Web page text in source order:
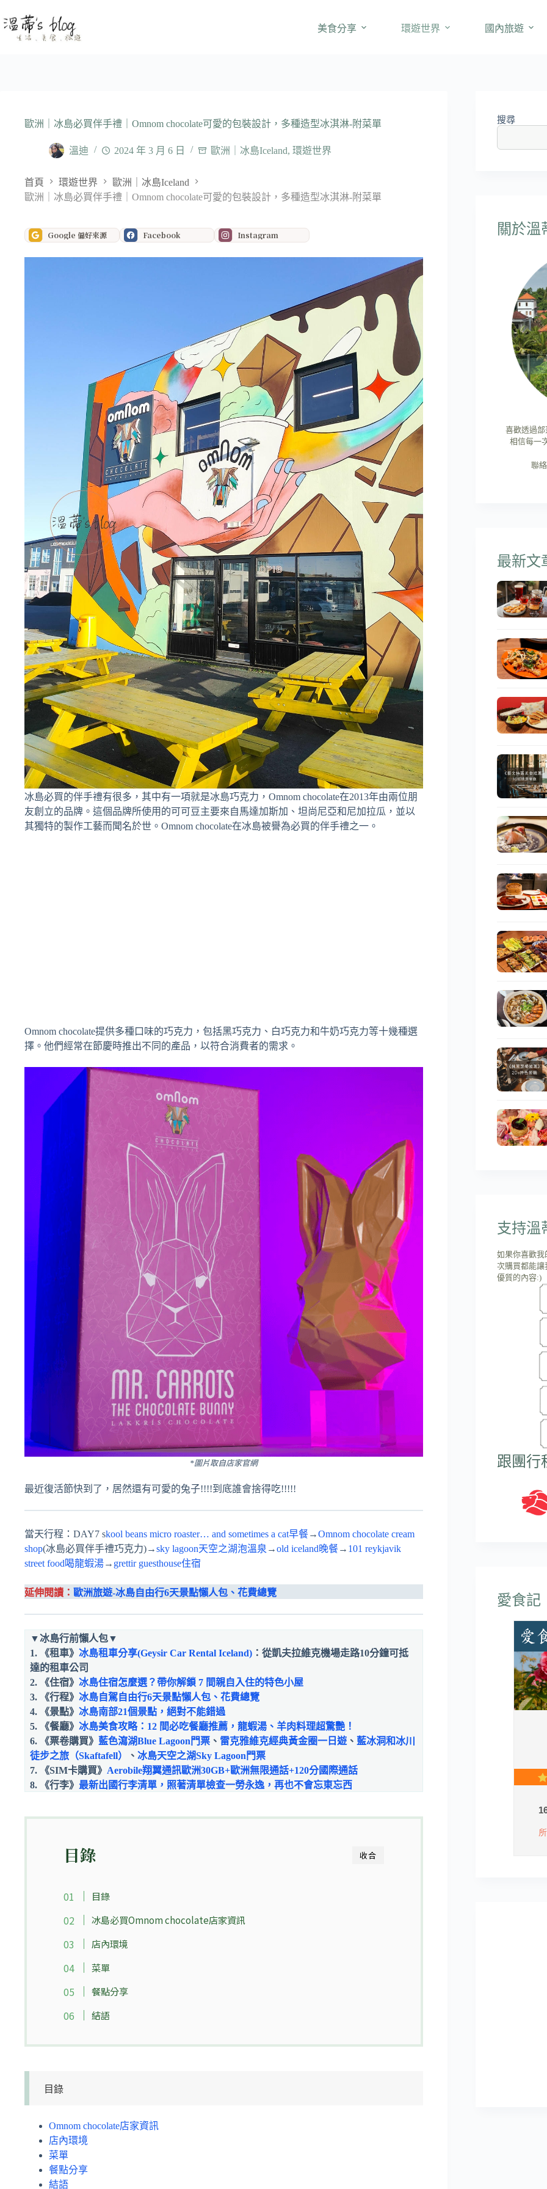
至
美食分享 環遊世界 國內旅遊
歐洲｜冰島必買伴手禮｜Omnom chocolate可愛的包裝設計，多種造型冰淇淋-附菜單
溫迪 2024 年 3 月 6 日 歐洲｜冰島Iceland, 環遊世界
首頁 環遊世界
歐洲｜冰島Iceland
歐洲｜冰島必買伴手禮｜Omnom chocolate可愛的包裝設計，多種造型冰淇淋-附菜單
Google 偏好來源 Facebook Instagram
冰島必買的伴手禮有很多，其中有一項就是冰島巧克力，Omnom chocolate在2013年由兩位朋
友創立的品牌。這個品牌所使用的可可豆主要來自馬達加斯加、坦尚尼亞和尼加拉瓜，並以
其獨特的製作工藝而聞名於世。Omnom chocolate在冰島被譽為必買的伴手禮之一。
Omnom chocolate提供多種口味的巧克力，包括黑巧克力、白巧克力和牛奶巧克力等十幾種選
擇。他們經常在節慶時推出不同的產品，以符合消費者的需求。
*圖片取自店家官網
最近復活節快到了，居然還有可愛的兔子!!!!到底誰會捨得吃!!!!!
當天行程：DAY7 skool beans micro roaster… and sometimes a cat早餐→Omnom chocolate cream
shop(冰島必買伴手禮巧克力)→sky lagoon天空之湖泡溫泉 →old iceland晚餐→ 101 reykjavik
street food喝龍蝦湯→ grettir guesthouse住宿
延伸閱讀： 歐洲旅遊-冰島自由行6天景點懶人包、花費總覽
▼冰島行前懶人包▼
1. 《租車》 冰島租車分享(Geysir Car Rental Iceland) ：從凱夫拉維克機場走路10分鐘可抵
達的租車公司
2. 《住宿》 冰島住宿怎麼選？帶你解鎖 7 間親自入住的特色小屋
3. 《行程》 冰島自駕自由行6天景點懶人包、花費總覽
4. 《景點》 冰島南部21個景點，絕對不能錯過
5. 《餐廳》 冰島美食攻略：12 間必吃餐廳推薦，龍蝦湯、羊肉料理超驚艷！
6. 《票卷購買》 藍色瀉湖Blue Lagoon門票 、 雷克雅維克經典黃金圈一日遊 、 藍冰洞和冰川
徒步之旅（Skaftafell）
、 冰島天空之湖Sky Lagoon門票
7. 《SIM卡購買》 Aerobile翔翼通訊歐洲30GB+歐洲無限通話+120分國際通話
8.
《行李》 最新出國行李清單，照著清單檢查一勞永逸，再也不會忘東忘西
收合
目錄
目錄
冰島必買Omnom chocolate店家資訊
店內環境
菜單
餐點分享
結語
目錄
Omnom chocolate店家資訊
店內環境
菜單
餐點分享
結語
搜尋
關於溫
喜歡透過
相信每一
聯
最新文
支持溫
如果你喜歡
次購買都能
優質的內容:)
跟團行
愛食記